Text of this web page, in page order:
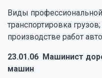
Виды профессиональной
транспортировка
производстве работ
23.01.06 Машинист
машин